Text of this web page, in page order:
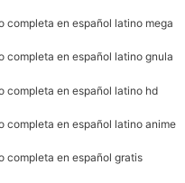
completa en español latino mega
completa en español latino gnula
completa en español latino hd
completa en español latino anime
completa en español gratis